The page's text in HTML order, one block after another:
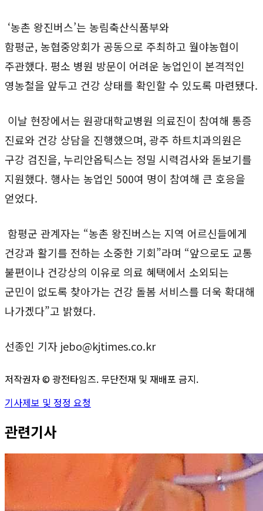
‘농촌 왕진버스’는 농림축산식품부와
함평군, 농협중앙회가 공동으로 주최하고 월야농협이
주관했다. 평소 병원 방문이 어려운 농업인이 본격적인
영농철을 앞두고 건강 상태를 확인할 수 있도록 마련됐다.
이날 현장에서는 원광대학교병원 의료진이 참여해 통증
진료와 건강 상담을 진행했으며, 광주 하트치과의원은
구강 검진을, 누리안옵틱스는 정밀 시력검사와 돋보기를
지원했다. 행사는 농업인 500여 명이 참여해 큰 호응을
얻었다.
함평군 관계자는 “농촌 왕진버스는 지역 어르신들에게
건강과 활기를 전하는 소중한 기회”라며 “앞으로도 교통
불편이나 건강상의 이유로 의료 혜택에서 소외되는
군민이 없도록 찾아가는 건강 돌봄 서비스를 더욱 확대해
나가겠다”고 밝혔다.
선종인 기자 jebo@kjtimes.co.kr
저작권자 ©광전타임즈. 무단전재 및 재배포 금지.
기사제보 및 정정 요청
관련기사